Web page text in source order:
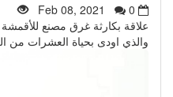
Feb 08, 2021
0
علاقة بكارثة غرق مصنع للأقمشة
والذي اودى بحياة العشرات من